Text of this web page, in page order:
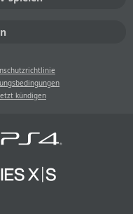
kündigen